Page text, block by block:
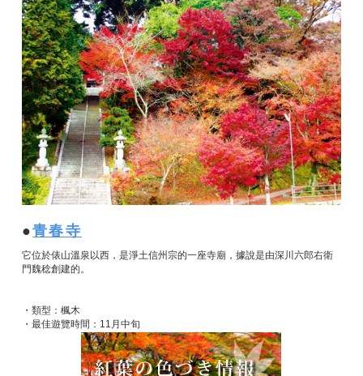
青春寺
它位於俵山溫泉以西，是淨土信州宗的一座寺廟，據說是由深川六郎右衛
門魏稔創建的。
・類型：楓木
・最佳遊覽時間：11月中旬